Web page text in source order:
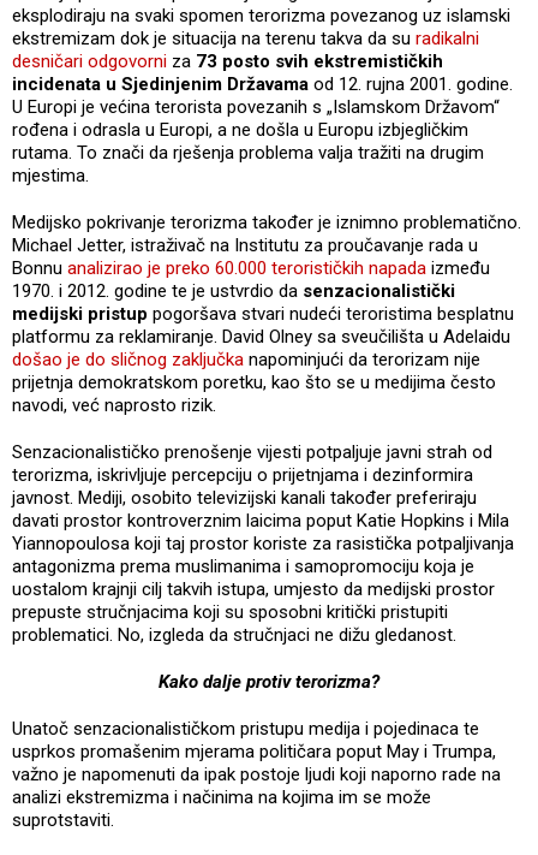
eksplodiraju na svaki spomen terorizma povezanog uz islamski
ekstremizam dok je situacija na terenu takva da su radikalni
desničari odgovorni za 73 posto svih ekstremističkih
incidenata u Sjedinjenim Državama od 12. rujna 2001. godine.
U Europi je većina terorista povezanih s „Islamskom Državom“
rođena i odrasla u Europi, a ne došla u Europu izbjegličkim
rutama. To znači da rješenja problema valja tražiti na drugim
mjestima.
Medijsko pokrivanje terorizma također je iznimno problematično.
Michael Jetter, istraživač na Institutu za proučavanje rada u
Bonnu analizirao je preko 60.000 terorističkih napada između
1970. i 2012. godine te je ustvrdio da senzacionalistički
medijski pristup pogoršava stvari nudeći teroristima besplatnu
platformu za reklamiranje. David Olney sa sveučilišta u Adelaidu
došao je do sličnog zaključka napominjući da terorizam nije
prijetnja demokratskom poretku, kao što se u medijima često
navodi, već naprosto rizik.
Senzacionalističko prenošenje vijesti potpaljuje javni strah od
terorizma, iskrivljuje percepciju o prijetnjama i dezinformira
javnost. Mediji, osobito televizijski kanali također preferiraju
davati prostor kontroverznim laicima poput Katie Hopkins i Mila
Yiannopoulosa koji taj prostor koriste za rasistička potpaljivanja
antagonizma prema muslimanima i samopromociju koja je
uostalom krajnji cilj takvih istupa, umjesto da medijski prostor
prepuste stručnjacima koji su sposobni kritički pristupiti
problematici. No, izgleda da stručnjaci ne dižu gledanost.
Kako dalje protiv terorizma?
Unatoč senzacionalističkom pristupu medija i pojedinaca te
usprkos promašenim mjerama političara poput May i Trumpa,
važno je napomenuti da ipak postoje ljudi koji naporno rade na
analizi ekstremizma i načinima na kojima im se može
suprotstaviti.